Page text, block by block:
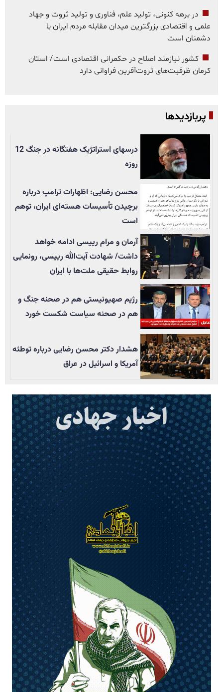
در برهه کنونی، تولید علم، فناوری و تولید ثروت و جهاد
علمی و اقتصادی بزرگترین میدان مقابله مردم ایران با
دشمنان است
کشور نیازمند اصلاح در حکمرانی اقتصادی است/ استان
کرمان ظرفیت‌های ثروت‌آفرین فراوانی دارد
پربازدیدها
درسهای استراتژیک هفتگانه در جنگ 12
روزه
محسن رضایی: اظهارات ترامپ درباره
برچیدن تأسيسات هسته‌ای ایران، توهم
است
آرمان و مرام رییسی ادامه خواهد
داشت/ شهادت آیت‌الله رییسی، رونمایی
روابط حقیقی ملت‌ها با ایران
رژیم صهیونیستی هم در صحنه جنگ و
هم در صحنه سیاست شکست خورد
هشدار دکتر محسن رضایی درباره توطئه
آمریکا و اسرائیل در عراق